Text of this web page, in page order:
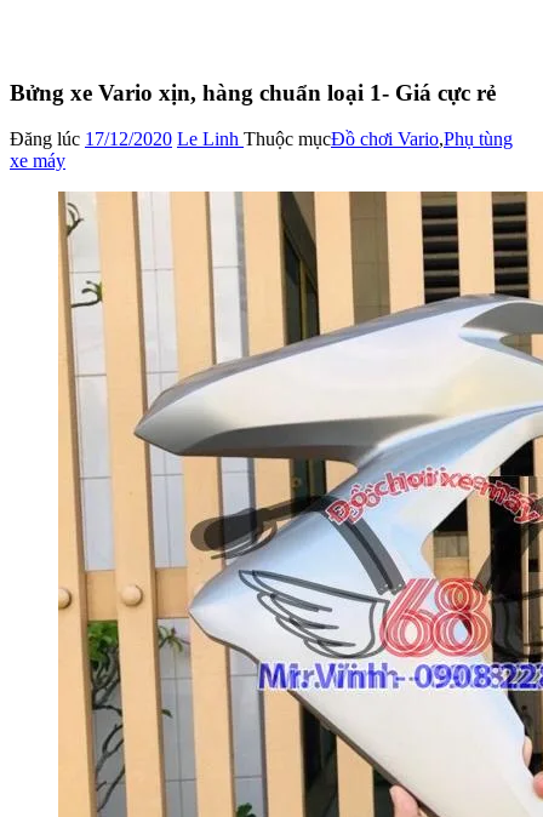
Bửng xe Vario xịn, hàng chuẩn loại 1- Giá cực rẻ
Đăng lúc 17/12/2020 Le Linh Thuộc mụcĐồ chơi Vario,Phụ tùng
xe máy